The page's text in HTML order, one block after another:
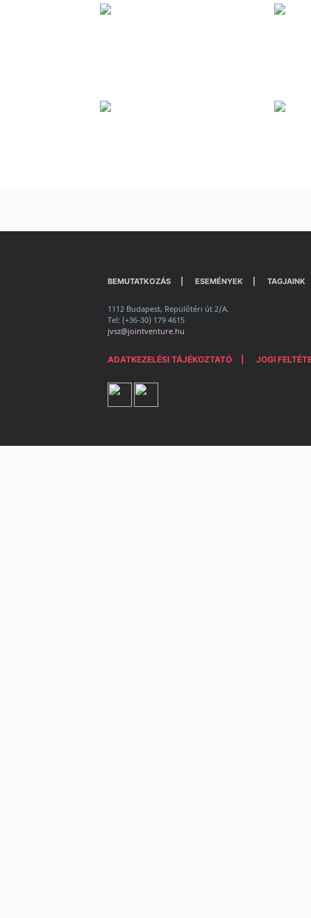
BEMUTATKOZÁS ESEMÉNYEK TAGJAINK
1112 Budapest, Repülőtéri út 2/A.
Tel: (+36-30) 179 4615
jvsz@jointventure.hu
ADATKEZELÉSI TÁJÉKOZTATÓ JOGI